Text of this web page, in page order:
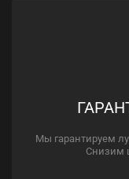
Мы гарантируем
Снизим